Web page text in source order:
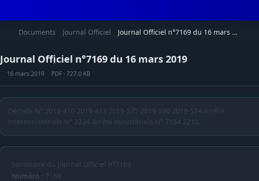
Documents Journal Officiel Journal Officiel n°7169 du 16 mars 2019
Journal Officiel n°7169 du 16 mars 2019
16 mars 2019 PDF · 727.0 KB
Décrets N° 2019-410 2019-413 2019-575 2019-590 2019-574 Arrêté
interministériels N° 2224 Arrêté ministériels N° 7134 2210...
Sommaire du Journal Officiel n°7169
Numéro : 7169